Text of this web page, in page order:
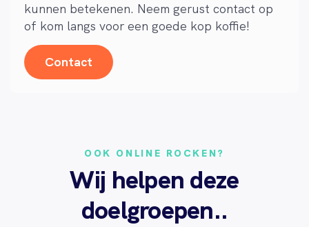
kunnen betekenen. Neem gerust contact op
of kom langs voor een goede kop koffie!
Contact
OOK ONLINE ROCKEN?
Wij helpen deze
doelgroepen..